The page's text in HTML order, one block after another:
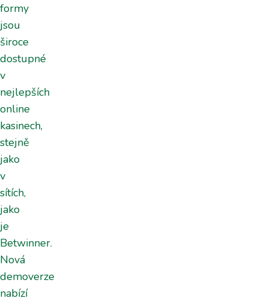
formy
jsou
široce
dostupné
v
nejlepších
online
kasinech,
stejně
jako
v
sítích,
jako
je
Betwinner.
Nová
demoverze
nabízí